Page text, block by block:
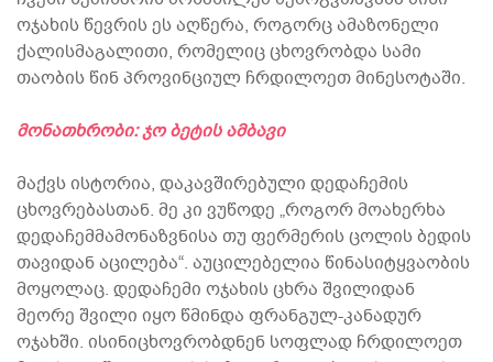
ოჯახის წევრის ეს აღწერა, როგორც ამაზონელი
ქალისმაგალითი, რომელიც ცხოვრობდა სამი
თაობის წინ პროვინციულ ჩრდილოეთ მინესოტაში.
მონათხრობი: ჯო ​​ბეტის ამბავი
მაქვს ისტორია, დაკავშირებული დედაჩემის
ცხოვრებასთან. მე კი ვუწოდე „როგორ მოახერხა
დედაჩემმამონაზვნისა თუ ფერმერის ცოლის ბედის
თავიდან აცილება“. აუცილებელია წინასიტყვაობის
მოყოლაც. დედაჩემი ოჯახის ცხრა შვილიდან
მეორე შვილი იყო წმინდა ფრანგულ-კანადურ
ოჯახში. ისინიცხოვრობდნენ სოფლად ჩრდილოეთ